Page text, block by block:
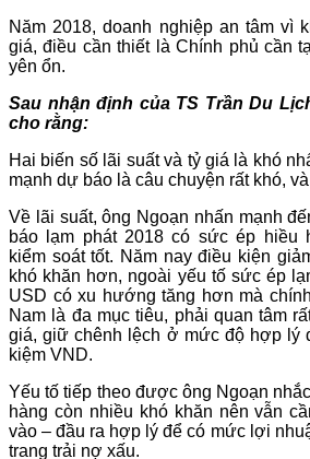
Năm 2018, doanh nghiệp an tâm vì
giá, điều cần thiết là Chính phủ cần
yên ổn.
Sau nhận định của TS Trần Du
cho rằng:
Hai biến số lãi suất và tỷ giá là khó
mạnh dự báo là câu chuyện rất khó,
Về lãi suất, ông Ngoạn nhấn mạnh
báo lạm phát 2018 có sức ép hiều
kiểm soát tốt. Năm nay điều kiện
khó khăn hơn, ngoài yếu tố sức ép
USD có xu hướng tăng hơn mà
Nam là đa mục tiêu, phải quan tâm
giá, giữ chênh lệch ở mức độ hợp lý
kiệm VND.
Yếu tố tiếp theo được ông Ngoạn
hàng còn nhiều khó khăn nên vẫn
vào – đầu ra hợp lý để có mức lợi
trang trải nợ xấu.